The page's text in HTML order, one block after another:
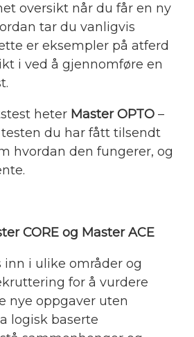
oversikt når du får en ny
tar du vanligvis
er eksempler på atferd
i ved å gjennomføre en
heter Master OPTO –
du har fått tilsendt
hvordan den fungerer, og
CORE og Master ACE
inn i ulike områder og
for å vurdere
nye oppgaver uten
logisk baserte